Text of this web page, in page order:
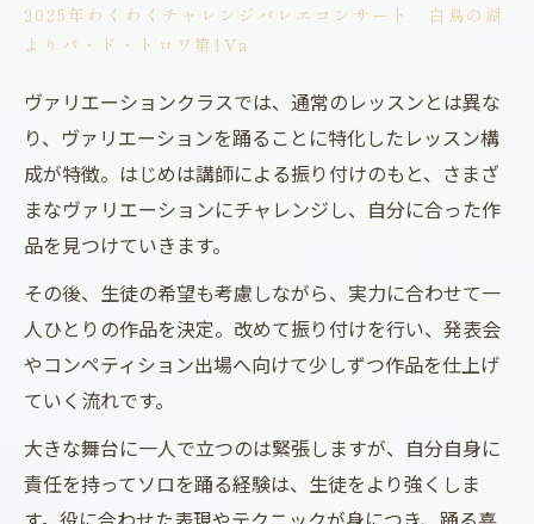
2025年わくわくチャレンジバレエコンサート 白鳥の湖
よりパ・ド・トロワ第1Va
ヴァリエーションクラスでは、通常のレッスンとは異な
り、ヴァリエーションを踊ることに特化したレッスン構
成が特徴。はじめは講師による振り付けのもと、さまざ
まなヴァリエーションにチャレンジし、自分に合った作
品を見つけていきます。
その後、生徒の希望も考慮しながら、実力に合わせて一
人ひとりの作品を決定。改めて振り付けを行い、発表会
やコンペティション出場へ向けて少しずつ作品を仕上げ
ていく流れです。
大きな舞台に一人で立つのは緊張しますが、自分自身に
責任を持ってソロを踊る経験は、生徒をより強くしま